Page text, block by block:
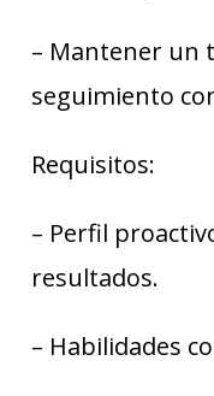
– Mantener un
seguimiento
Requisitos:
– Perfil
resultados.
– Habilidades